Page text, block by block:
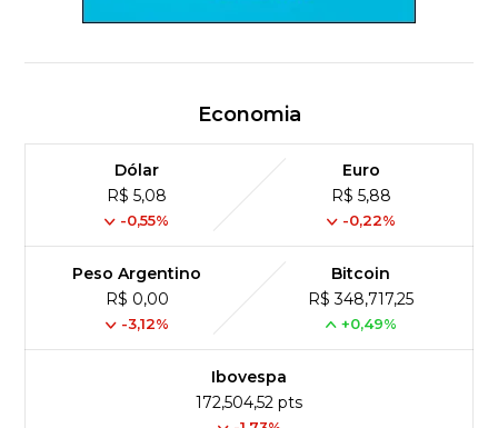
Economia
Dólar
R$ 5,08
-0,55%
Euro
R$ 5,88
-0,22%
Peso Argentino
R$ 0,00
-3,12%
Bitcoin
R$ 348,717,25
+0,49%
Ibovespa
172,504,52 pts